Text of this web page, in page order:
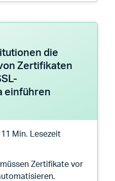
die
Zertifikaten
einführen
11 Min. Lesezeit
Zertifikate vor